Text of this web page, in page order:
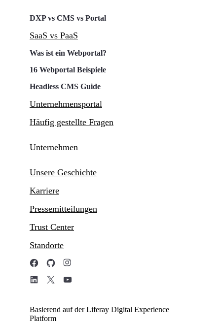
DXP vs CMS vs Portal
SaaS vs PaaS
Was ist ein Webportal?
16 Webportal Beispiele
Headless CMS Guide
Unternehmensportal
Häufig gestellte Fragen
Unternehmen
Unsere Geschichte
Karriere
Pressemitteilungen
Trust Center
Standorte
Basierend auf der Liferay Digital Experience
Platform